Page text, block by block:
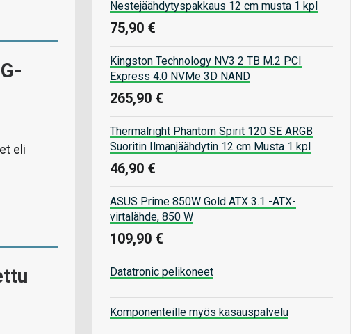
eli
Nestejäähdytyspakkaus 12 cm musta 1 kpl
75,90 €
Kingston Technology NV3 2 TB M.2 PCI
Express 4.0 NVMe 3D NAND
265,90 €
Thermalright Phantom Spirit 120 SE ARGB
Suoritin Ilmanjäähdytin 12 cm Musta 1 kpl
46,90 €
ASUS Prime 850W Gold ATX 3.1 -ATX-
virtalähde, 850 W
109,90 €
Datatronic pelikoneet
Komponenteille myös kasauspalvelu